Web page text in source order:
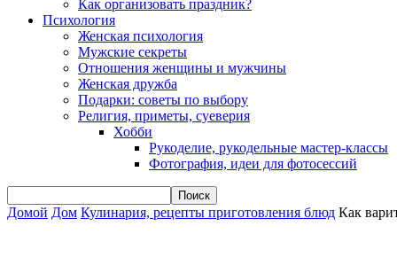
Как организовать праздник?
Психология
Женская психология
Мужские секреты
Отношения женщины и мужчины
Женская дружба
Подарки: советы по выбору
Религия, приметы, суеверия
Хобби
Рукоделие, рукодельные мастер-классы
Фотография, идеи для фотосессий
Домой Дом Кулинария, рецепты приготовления блюд Как